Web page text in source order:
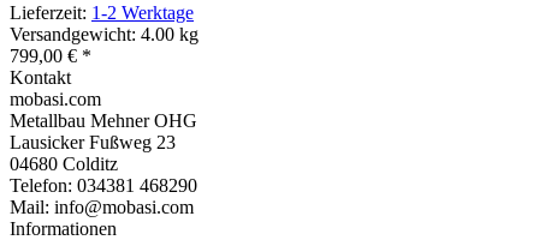
Lieferzeit: 1-2 Werktage
Versandgewicht: 4.00 kg
799,00 € *
Kontakt
mobasi.com
Metallbau Mehner OHG
Lausicker Fußweg 23
04680 Colditz
Telefon: 034381 468290
Mail: info@mobasi.com
Informationen